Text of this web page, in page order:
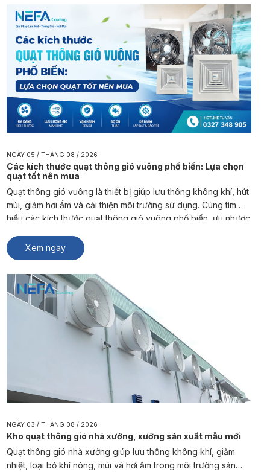
NGÀY 05 / THÁNG 08 / 2026
Các kích thước quạt thông gió vuông phổ biến: Lựa chọn
quạt tốt nên mua
Quạt thông gió vuông là thiết bị giúp lưu thông không khí, hút
mùi, giảm hơi ẩm và cải thiện môi trường sử dụng. Cùng tìm
hiểu các kích thước quạt thông gió vuông phổ biến, ưu nhược
Quạt thông gió vuông là […]
Xem ngay
NGÀY 03 / THÁNG 08 / 2026
Kho quạt thông gió nhà xưởng, xưởng sản xuất mẫu mới
Quạt thông gió nhà xưởng giúp lưu thông không khí, giảm
nhiệt, loại bỏ khí nóng, mùi và hơi ẩm trong môi trường sản